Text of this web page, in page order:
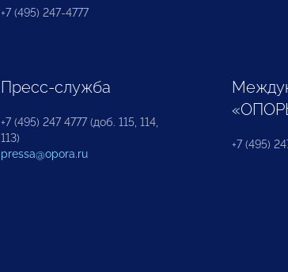
+7 (495) 247-4777
Пресс-служба
+7 (495) 247 4777 (доб. 115, 114,
113)
pressa@opora.ru
+7 (495)